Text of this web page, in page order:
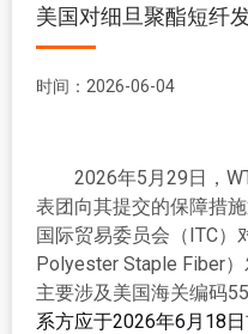
美国对细旦聚酯短纤
时间：2026-06-04
2026年5月29日，
表团向其提交的保障措
国际贸易委员会（ITC）
Polyester Staple Fiber
主要涉及美国海关编码
系方应于2026年6月18